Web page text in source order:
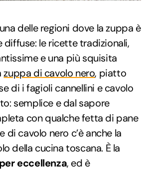
delle regioni dove la zuppa è
diffuse: le ricette tradizionali,
e una più squisita
zuppa di cavolo nero, piatto
di i fagioli cannellini e cavolo
semplice e dal sapore
con qualche fetta di pane
di cavolo nero c’è anche la
della cucina toscana. È la
eccellenza, ed è